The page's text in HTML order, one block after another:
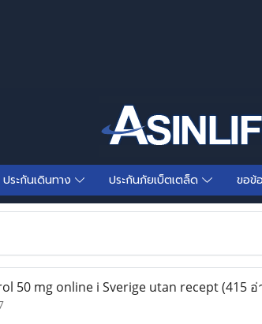
ประกันเดินทาง ประกันภัยเบ็ตเตล็ด ขอข้
50 mg online i Sverige utan recept(415 อ่